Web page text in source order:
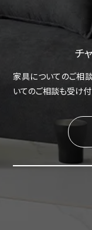
チ
家具についてのご相
いてのご相談も受け付